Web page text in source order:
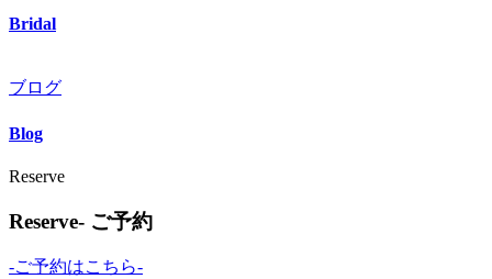
Bridal
ブログ
Blog
Reserve
Reserve- ご予約
-ご予約はこちら-